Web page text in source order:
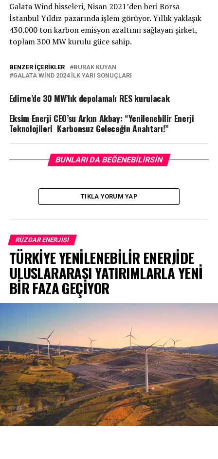
Galata Wind hisseleri, Nisan 2021’den beri Borsa
İstanbul Yıldız pazarında işlem görüyor. Yıllık yaklaşık
430.000 ton karbon emisyon azaltımı sağlayan şirket,
toplam 300 MW kurulu güce sahip.
BENZER İÇERIKLER
BURAK KUYAN
GALATA WIND 2024 ILK YARI SONUÇLARI
Edirne’de 30 MW’lık depolamalı RES kurulacak
Eksim Enerji CEO’su Arkın Akbay: “Yenilenebilir Enerji
Teknolojileri Karbonsuz Geleceğin Anahtarı!”
BUNLARI DA BEĞENEBILIRSIN
TIKLA YORUM YAP
RÜZGAR ENERJISI
TÜRKİYE YENİLENEBİLİR ENERJİDE
ULUSLARARASI YATIRIMLARLA YENİ
BİR FAZA GEÇİYOR